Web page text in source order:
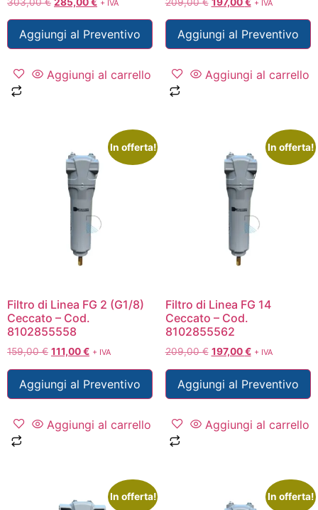
+ IVA
Aggiungi al Preventivo
Aggiungi al carrello
+ IVA
Aggiungi al Preventivo
Aggiungi al carrello
In offerta!
Filtro di Linea FG 2 (G1/8)
Ceccato – Cod.
8102855558
159,00€ 111,00€ + IVA
Aggiungi al Preventivo
Aggiungi al carrello
In offerta!
Filtro di Linea FG 14
Ceccato – Cod.
8102855562
209,00€ 197,00€ + IVA
Aggiungi al Preventivo
Aggiungi al carrello
In offerta! In offerta!